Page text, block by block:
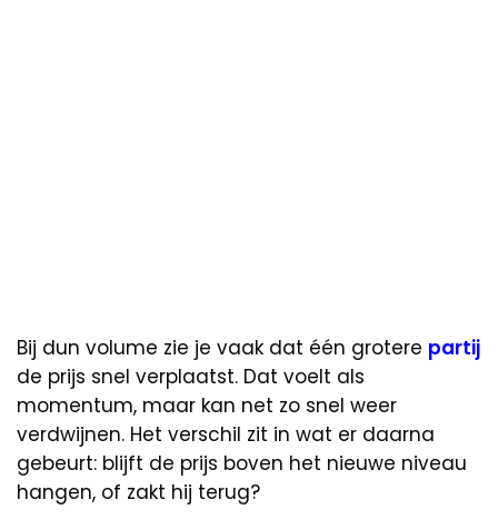
Bij dun volume zie je vaak dat één grotere partij
de prijs snel verplaatst. Dat voelt als
momentum, maar kan net zo snel weer
verdwijnen. Het verschil zit in wat er daarna
gebeurt: blijft de prijs boven het nieuwe niveau
hangen, of zakt hij terug?